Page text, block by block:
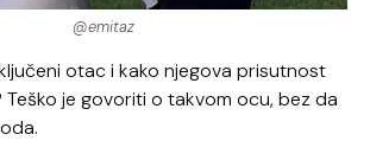
@emitaz
otac i kako njegova prisutnost
je govoriti o takvom ocu, bez da